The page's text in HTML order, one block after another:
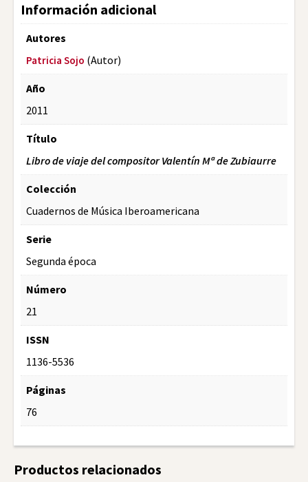
Información adicional
Autores
Patricia Sojo (Autor)
Año
2011
Título
Libro de viaje del compositor Valentín Mª de Zubiaurre
Colección
Cuadernos de Música Iberoamericana
Serie
Segunda época
Número
21
ISSN
1136-5536
Páginas
76
Productos relacionados